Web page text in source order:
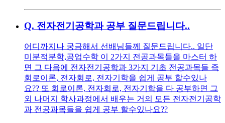
Q. 전자전기공학과 공부 질문드립니다..
어디까지나 궁금해서 선배님들께 질문드립니다.. 일단
미분적분학,공업수학 이 2가지 전공과목들을 마스터 하
면 그 다음에 전자전기공학과 3가지 기초 전공과목들 즉
회로이론, 전자회로, 전자기학을 쉽게 공부 할수있나
요?? 또 회로이론, 전자회로, 전자기학을 다 공부하면 그
외 나머지 학사과정에서 배우는 거의 모든 전자전기공학
과 전공과목들을 쉽게 공부 할수있나요??